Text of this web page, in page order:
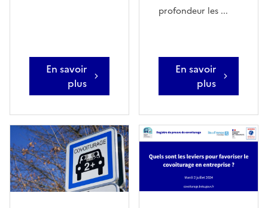
En savoir
plus
profondeur les ...
En savoir
plus